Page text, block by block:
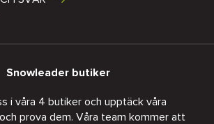
Snowleader butiker
i våra 4 butiker och upptäck våra
prova dem. Våra team kommer att